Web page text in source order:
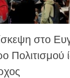
στο
Πολιτισμού